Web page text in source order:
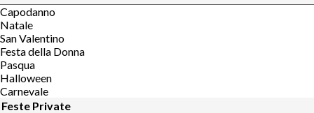
Capodanno
Natale
San Valentino
Festa della Donna
Pasqua
Halloween
Carnevale
Feste Private